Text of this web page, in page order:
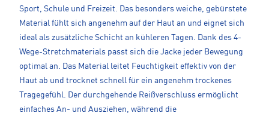
Sport, Schule und Freizeit. Das besonders weiche, gebürstete
Material fühlt sich angenehm auf der Haut an und eignet sich
ideal als zusätzliche Schicht an kühleren Tagen. Dank des 4-
Wege-Stretchmaterials passt sich die Jacke jeder Bewegung
optimal an. Das Material leitet Feuchtigkeit effektiv von der
Haut ab und trocknet schnell für ein angenehm trockenes
Tragegefühl. Der durchgehende Reißverschluss ermöglicht
einfaches An- und Ausziehen, während die